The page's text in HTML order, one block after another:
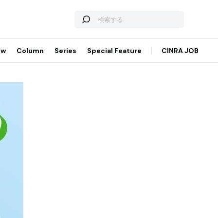
Column Series Special Feature CINRA JOB